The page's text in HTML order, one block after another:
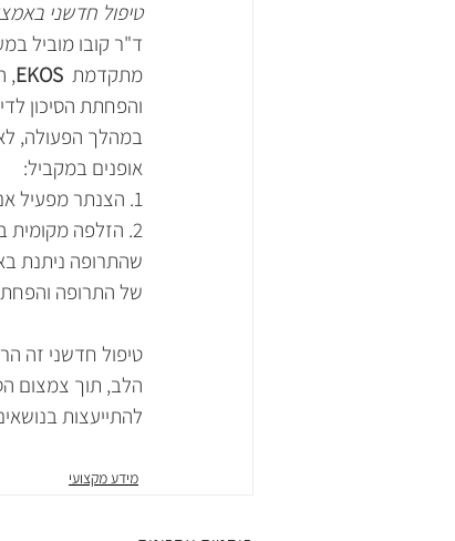
טיפול חדשני
ד"ר קובו מוביל
מתקדמת EKOS
,
והפחתת הסיכון
במהלך הפעולה,
אופנים במקביל:
1. הצנתר מפעיל אנרגיית אולטרה-סאונד לפירוק מכני של קריש הדם.
2. הזלפה מקומית
שהתרופה ניתנת
של התרופה
טיפול חדשני זה
הלב, תוך צמצום
להתייעצות
מידע מקצועי